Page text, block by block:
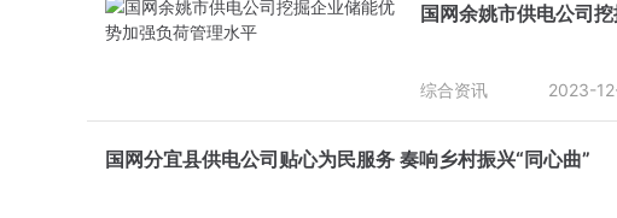
国网余姚市供电公司
综合资讯 2023-
国网分宜县供电公司贴心为民服务 奏响乡村振兴“同心曲”